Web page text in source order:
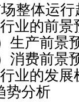
整体运
业的前景
产前景
费前景
业的发展
分析